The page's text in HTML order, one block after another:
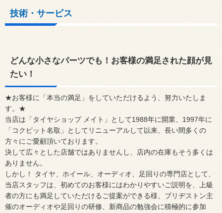
技術・サービス
どんな小さなパーツでも！お客様の満足された顔が見
たい！
★お客様に「本当の満足」をしていただけるよう、努力いたしま
す。★
当店は「タイヤショップ メイト」として1988年に開業、1997年に
「コクピット名取」としてリニューアルして以来、長い間多くの
方々にご愛顧頂いております。
決して広々とした店舗ではありませんし、店内の在庫もそう多くは
ありません。
しかし！ タイヤ、ホイール、オーディオ、足回りの専門店として、
当店スタッフは、初めてのお客様にはわかりやすいご説明を、上級
者の方にも満足していただけるご提案ができる様、ブリヂストン主
催のオーディオや足回りの研修、新商品の勉強会に積極的に参加